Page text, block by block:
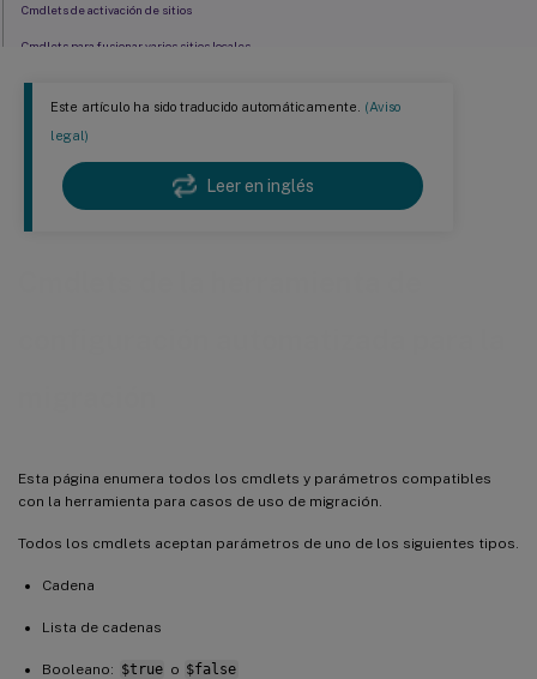
Este artículo ha sido traducido automáticamente. (Aviso
legal)
Leer en inglés
Esta página enumera todos los cmdlets y parámetros compatibles
con la herramienta para casos de uso de migración.
Todos los cmdlets aceptan parámetros de uno de los siguientes tipos.
Cadena
Lista de cadenas
Booleano: $true o $false
Cmdlets de activación de sitios
Cmdlets para fusionar varios sitios locales
Parámetros genéricos